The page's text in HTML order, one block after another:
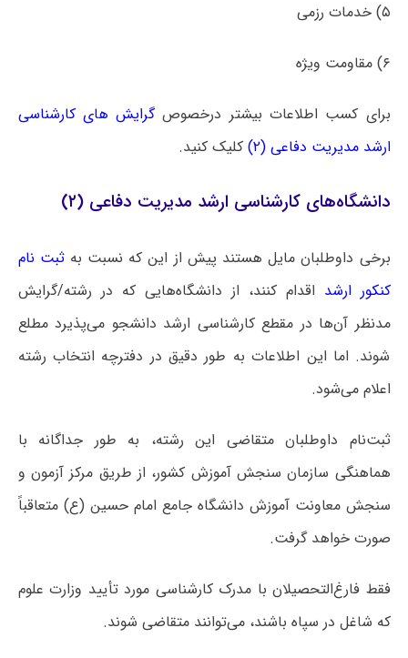
۵) خدمات رزمی
۶) مقاومت ویژه
برای کسب اطلاعات بیشتر درخصوصگرایش های کارشناسی
ارشد مدیریت دفاعی (۲)
کلیک کنید.
دانشگاه‌های کارشناسی ارشد مدیریت دفاعی (۲)
برخی داوطلبان مایل هستند پیش از این که نسبت به ثبت نام
کنکور ارشد اقدام کنند، از دانشگاه‌هایی که در رشته/گرایش
مدنظر آن‌ها در مقطع کارشناسی ارشد دانشجو می‌پذیرد مطلع
شوند. اما این اطلاعات به طور دقیق در دفترچه انتخاب رشته
اعلام می‌شود.
ثبت‌نام داوطلبان متقاضی این رشته، به طور جداگانه با
هماهنگی سازمان سنجش آموزش کشور، از طریق مرکز آزمون و
سنجش معاونت آموزش دانشگاه جامع امام حسین (ع) متعاقباً
صورت خواهد گرفت.
فقط فارغ‌التحصیلان با مدرک کارشناسی مورد تأیید وزارت علوم
که شاغل در سپاه باشند، می‌توانند متقاضی شوند.